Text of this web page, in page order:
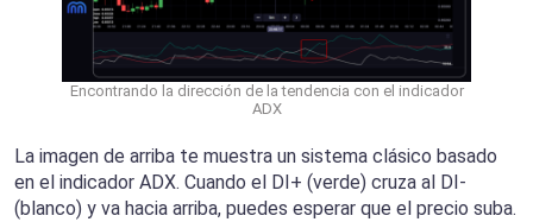
Encontrando la dirección de la tendencia con el indicador
ADX
La imagen de arriba te muestra un sistema clásico basado
en el indicador ADX. Cuando el DI+ (verde) cruza al DI-
(blanco) y va hacia arriba, puedes esperar que el precio suba.